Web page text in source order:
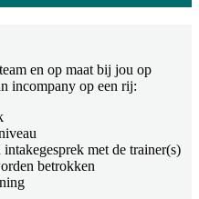
en op maat bij jou op
incompany op een rij:
met de trainer(s)
betrokken